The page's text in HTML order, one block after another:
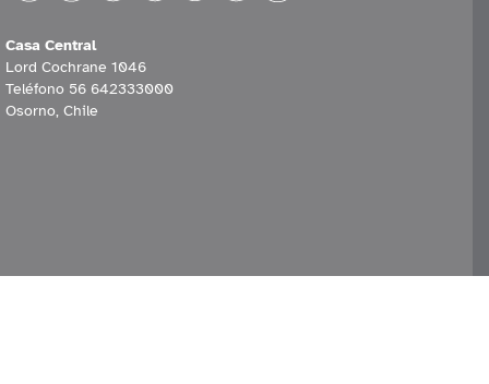
Casa Central
Lord Cochrane 1046
Teléfono 56 642333000
Osorno, Chile